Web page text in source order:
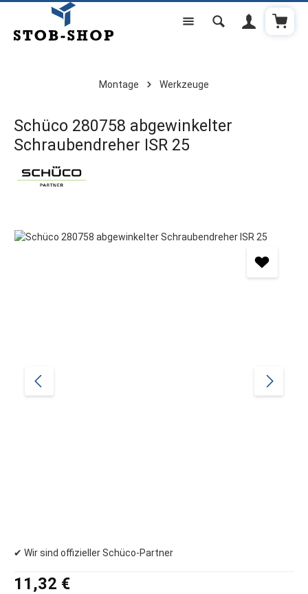
Zum Hauptinhalt springen
Montage Werkzeuge
Schüco 280758 abgewinkelter
Schraubendreher ISR 25
Bildergalerie überspringen
✔ Wir sind offizieller Schüco-Partner
Regulärer Preis:
11,32 €